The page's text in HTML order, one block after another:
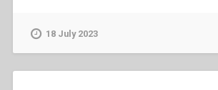
18 July 2023